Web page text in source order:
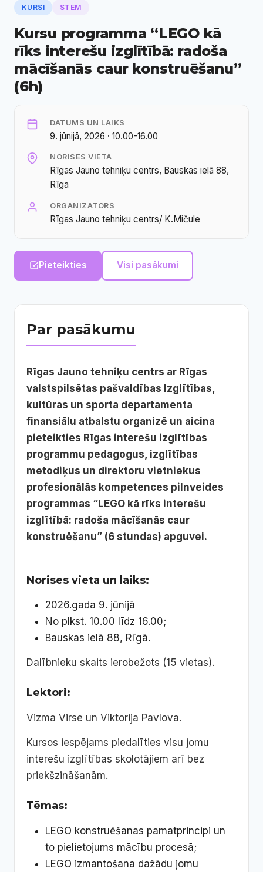
KURSI STEM
Kursu programma “LEGO kā
rīks interešu izglītībā: radoša
mācīšanās caur konstruēšanu”
(6h)
DATUMS UN LAIKS
9. jūnijā, 2026 · 10.00-16.00
NORISES VIETA
Rīgas Jauno tehniķu centrs, Bauskas ielā 88,
Rīga
ORGANIZATORS
Rīgas Jauno tehniķu centrs/ K.Mičule
Pieteikties Visi pasākumi
Par pasākumu
Rīgas Jauno tehniķu centrs ar Rīgas
valstspilsētas pašvaldības Izglītības,
kultūras un sporta departamenta
finansiālu atbalstu organizē un aicina
pieteikties Rīgas interešu izglītības
programmu pedagogus, izglītības
metodiķus un direktoru vietniekus
profesionālās kompetences pilnveides
programmas “LEGO kā rīks interešu
izglītībā: radoša mācīšanās caur
konstruēšanu” (6 stundas) apguvei.
Norises vieta un laiks:
2026.gada 9. jūnijā
No plkst. 10.00 līdz 16.00;
Bauskas ielā 88, Rīgā.
Dalībnieku skaits ierobežots (15 vietas).
Lektori:
Vizma Virse un Viktorija Pavlova.
Kursos iespējams piedalīties visu jomu
interešu izglītības skolotājiem arī bez
priekšzināšanām.
Tēmas:
LEGO konstruēšanas pamatprincipi un
to pielietojums mācību procesā;
LEGO izmantošana dažādu jomu